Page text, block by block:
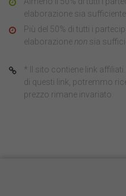
elaborazione sia sufficiente
Più del 50% di tutti i
elaborazione non sia
* Il sito contiene link
di questi link, potremmo
prezzo rimane invariato.